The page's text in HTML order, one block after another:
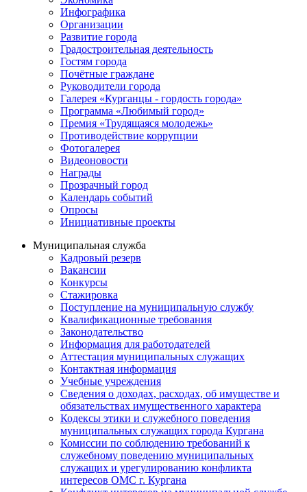
Инфографика
Организации
Развитие города
Градостроительная деятельность
Гостям города
Почётные граждане
Руководители города
Галерея «Курганцы - гордость города»
Программа «Любимый город»
Премия «Трудящаяся молодежь»
Противодействие коррупции
Фотогалерея
Видеоновости
Награды
Прозрачный город
Календарь событий
Опросы
Инициативные проекты
Муниципальная служба
Кадровый резерв
Вакансии
Конкурсы
Стажировка
Поступление на муниципальную службу
Квалификационные требования
Законодательство
Информация для работодателей
Аттестация муниципальных служащих
Контактная информация
Учебные учреждения
Сведения о доходах, расходах, об имуществе и
обязательствах имущественного характера
Кодексы этики и служебного поведения
муниципальных служащих города Кургана
Комиссии по соблюдению требований к
служебному поведению муниципальных
служащих и урегулированию конфликта
интересов ОМС г. Кургана